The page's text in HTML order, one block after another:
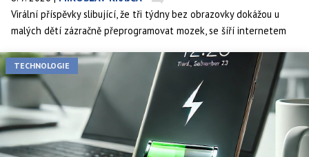
Virální příspěvky slibující, že tři týdny bez obrazovky dokážou u
malých dětí zázračně přeprogramovat mozek, se šíří internetem
střízlivější, ale o to zajímavější, protože skutečný výzkum ukazuje
jasné a opakovaně potvrzené souvislosti mezi časem u obrazovek
a vývojem dětského mozku a pozornosti.
TECHNOLOGIE